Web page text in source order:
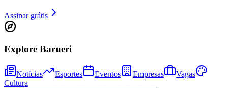
Assinar grátis
Explore Barueri
Notícias Esportes Eventos Empresas
Vagas
Cultura